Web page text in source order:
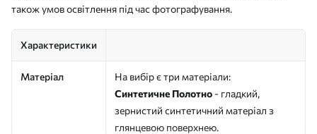
також умов освітлення під час фотографування.
Характеристики
Матеріал
На вибір є три матеріали:
Синтетичне Полотно - гладкий,
зернистий синтетичний матеріал з
глянцевою поверхнею.